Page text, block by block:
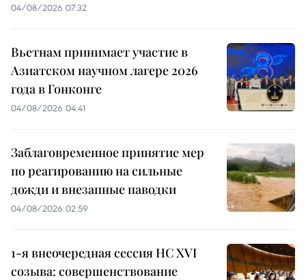
04/08/2026 07:32
Вьетнам принимает участие в
Азиатском научном лагере 2026
года в Гонконге
04/08/2026 04:41
Заблаговременное принятие мер
по реагированию на сильные
дожди и внезапные паводки
04/08/2026 02:59
1-я внеочередная сессия НС XVI
созыва: совершенствование